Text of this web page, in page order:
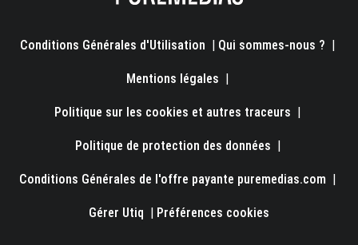
Conditions Générales d'Utilisation | Qui sommes-nous ? |
Mentions légales |
Politique sur les cookies et autres traceurs |
Politique de protection des données |
Conditions Générales de l'offre payante puremedias.com |
Gérer Utiq | Préférences cookies